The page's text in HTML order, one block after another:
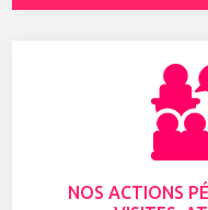
NOS ACTIONS